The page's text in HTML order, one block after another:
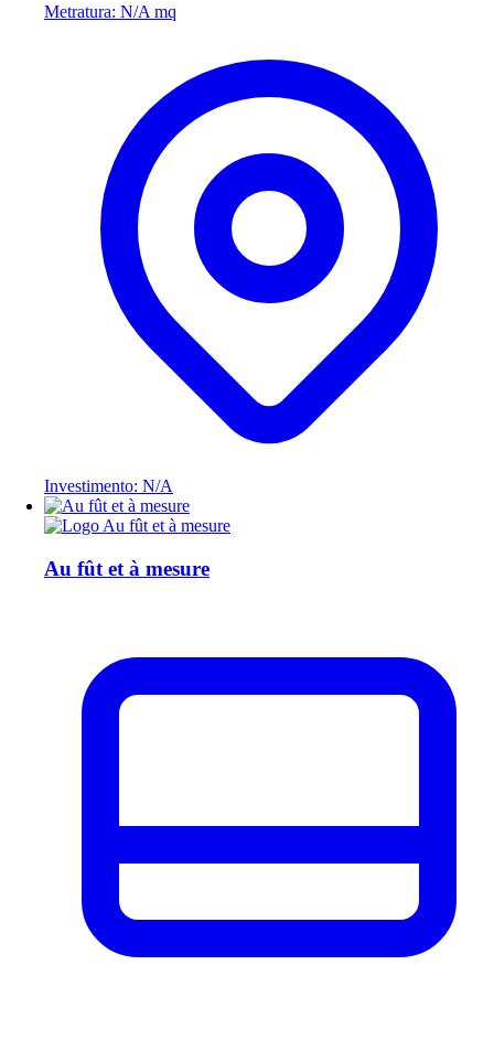
Metratura: N/A mq
Investimento: N/A
Au fût et à mesure